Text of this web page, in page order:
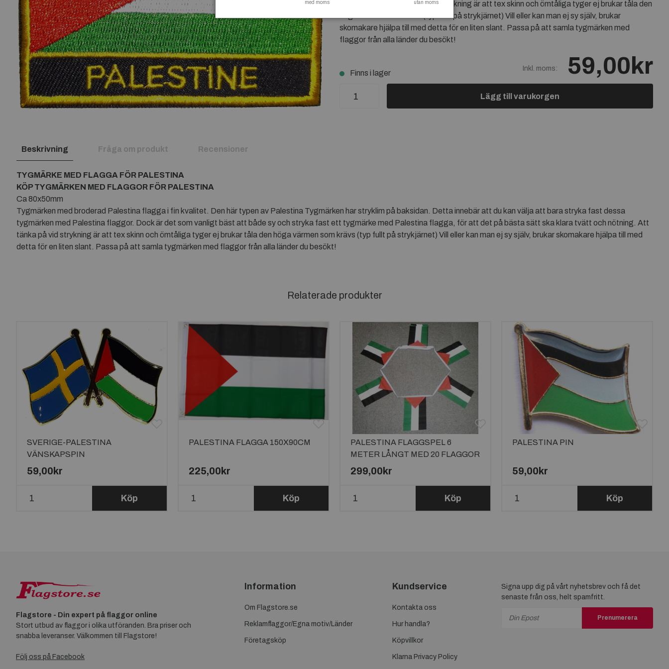
och nötning. Att tänka på vid strykning är att tex skinn och ömtåliga tyger ej brukar tåla den
höga värmen som krävs (typ fullt på strykjärnet) Vill eller kan man ej sy själv, brukar
skomakare hjälpa till med detta för en liten slant. Passa på att samla tygmärken med
flaggor från alla länder du besökt!
Finns i lager
Inkl. moms: 59,00kr
Lägg till varukorgen
Beskrivning Fråga om produkt Recensioner
TYGMÄRKE MED FLAGGA FÖR PALESTINA
KÖP TYGMÄRKEN MED FLAGGOR FÖR PALESTINA
Ca 80x50mm
Tygmärken med broderad Palestina flagga i fin kvalitet. Den här typen av Palestina Tygmärken har stryklim på baksidan. Detta innebär att du kan välja att bara stryka fast dessa
tygmärken med Palestina flaggor. Dock är det som vanligt bäst att både sy och stryka fast ett tygmärke med Palestina flagga, för att det på bästa sätt ska klara tvätt och nötning. Att
tänka på vid strykning är att tex skinn och ömtåliga tyger ej brukar tåla den höga värmen som krävs (typ fullt på strykjärnet) Vill eller kan man ej sy själv, brukar skomakare hjälpa till med
detta för en liten slant. Passa på att samla tygmärken med flaggor från alla länder du besökt!
Relaterade produkter
SVERIGE-PALESTINA
VÄNSKAPSPIN
59,00kr
Köp
PALESTINA FLAGGA 150X90CM
225,00kr
Köp
PALESTINA FLAGGSPEL 6
METER LÅNGT MED 20 FLAGGOR
299,00kr
Köp
PALESTINA PIN
59,00kr
Köp
Flagstore - Din expert på flaggor online
Stort utbud av flaggor i olika utföranden. Bra priser och
snabba leveranser. Välkommen till Flagstore!
Följ oss på Facebook
Information
Om Flagstore.se
Reklamflaggor/Egna motiv/Länder
Företagsköp
Kundservice
Kontakta oss
Hur handla?
Köpvillkor
Klarna Privacy Policy
Signa upp dig på vårt nyhetsbrev och få det
senaste från oss, helt spamfritt.
Prenumerera
med moms utan moms